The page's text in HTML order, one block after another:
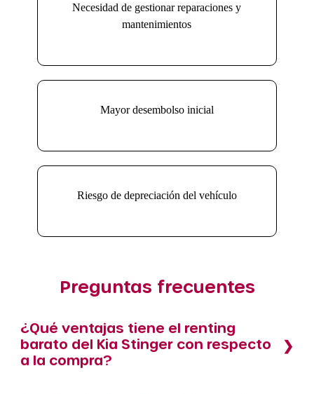
Necesidad de gestionar reparaciones y
mantenimientos
Mayor desembolso inicial
Riesgo de depreciación del vehículo
Preguntas frecuentes
¿Qué ventajas tiene el renting
barato del Kia Stinger con respecto
a la compra?